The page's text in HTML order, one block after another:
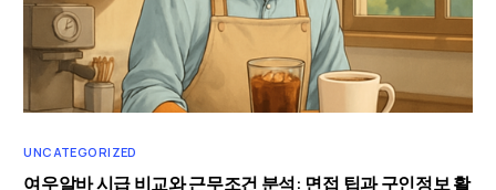
UNCATEGORIZED
여우알바 시급 비교와 근무조건 분석: 면접 팁과 구인정보 활